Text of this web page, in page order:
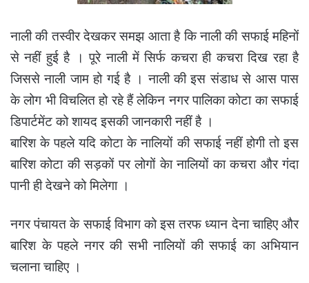
नाली की तस्वीर देखकर समझ आता है कि नाली की सफाई महिनों
से नहीं हुई है । पूरे नाली में सिर्फ कचरा ही कचरा दिख रहा है
जिससे नाली जाम हो गई है । नाली की इस संडाध से आस पास
के लोग भी विचलित हो रहे हैं लेकिन नगर पालिका कोटा का सफाई
डिपार्टमेंट को शायद इसकी जानकारी नहीं है ।
बारिश के पहले यदि कोटा के नालियों की सफाई नहीं होगी तो इस
बारिश कोटा की सड़कों पर लोगों केा नालियों का कचरा और गंदा
पानी ही देखने को मिलेगा ।
नगर पंचायत के सफाई विभाग को इस तरफ ध्यान देना चाहिए और
बारिश के पहले नगर की सभी नालियों की सफाई का अभियान
चलाना चाहिए ।